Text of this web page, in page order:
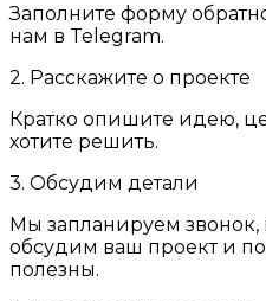
Заполните форму
нам в Telegram.
2. Расскажите о проекте
Кратко опишите идею,
хотите решить.
3. Обсудим детали
Мы запланируем
обсудим ваш проект и
полезны.